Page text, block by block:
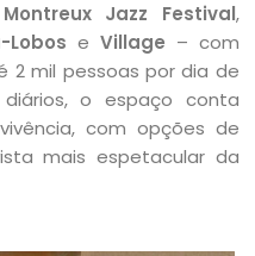
Jazz Festival,
Lobos e Village – com
2 mil pessoas por dia de
o espaço conta
com opções de
mais espetacular da